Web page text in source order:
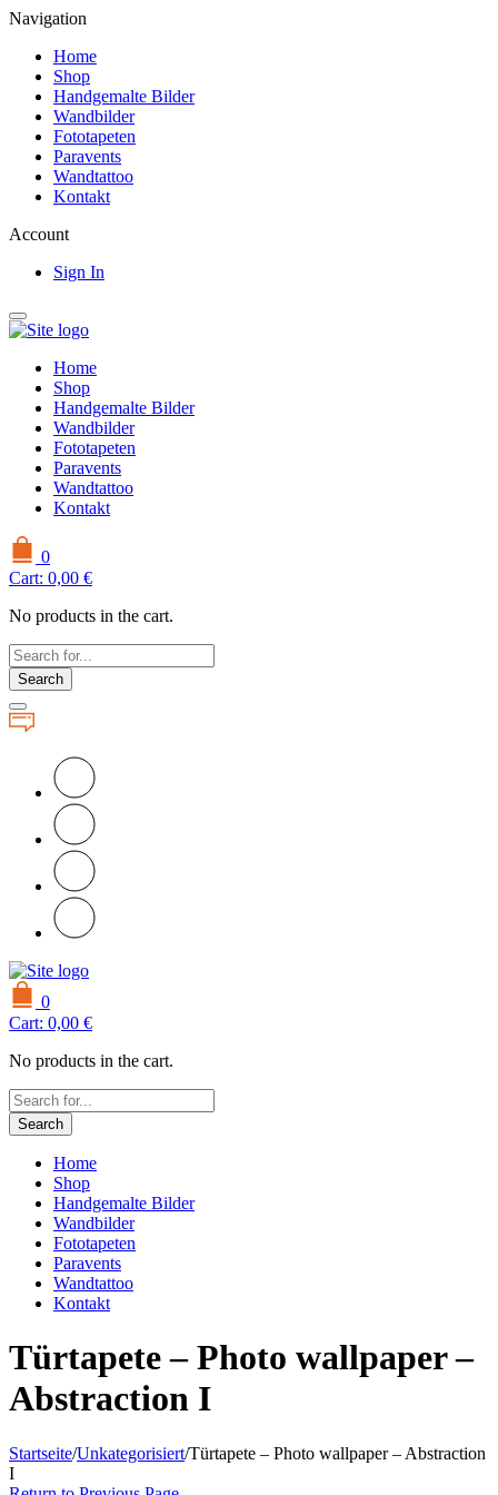
Navigation
Home
Shop
Handgemalte Bilder
Wandbilder
Fototapeten
Paravents
Wandtattoo
Kontakt
Account
Sign In
Home
Shop
Handgemalte Bilder
Wandbilder
Fototapeten
Paravents
Wandtattoo
Kontakt
0
Cart: 0,00 €
No products in the cart.
Search
0
Cart: 0,00 €
No products in the cart.
Search
Home
Shop
Handgemalte Bilder
Wandbilder
Fototapeten
Paravents
Wandtattoo
Kontakt
Türtapete – Photo wallpaper –
Abstraction I
Startseite/Unkategorisiert/Türtapete – Photo wallpaper – Abstraction
I